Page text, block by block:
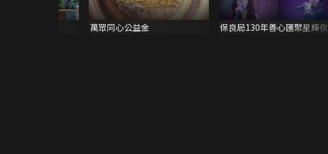
萬眾同心公益金 保良局130年善心匯聚星輝夜